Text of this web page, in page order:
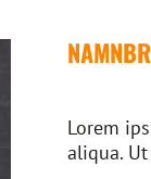
Lorem
aliqua.